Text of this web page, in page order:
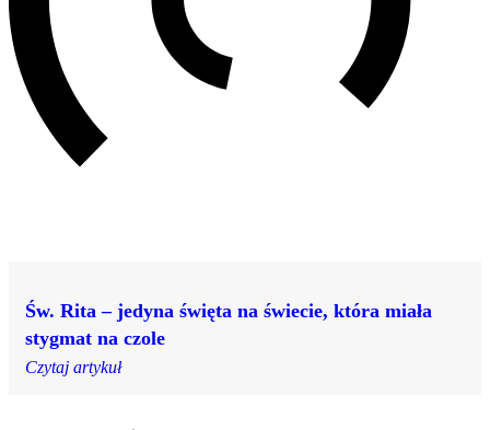
Św. Rita – jedyna święta na świecie, która miała
stygmat na czole
Czytaj artykuł